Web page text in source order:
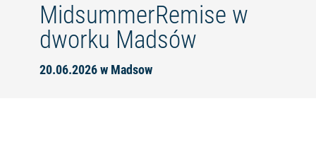
MidsummerRemise w
dworku Madsów
20.06.2026 w Madsow